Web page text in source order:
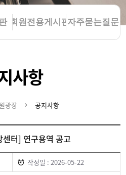
회원전용게시판자주묻는질문
사항
광장 공지사항
터] 연구용역 공고
작성일 : 2026-05-22